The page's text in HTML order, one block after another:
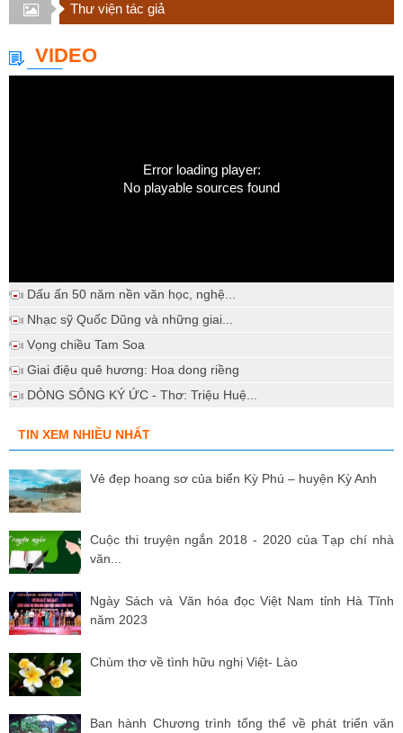
Thư viện tác giả
VIDEO
Error loading player:
No playable sources found
Dấu ấn 50 năm nền văn học, nghệ...
Nhạc sỹ Quốc Dũng và những giai...
Vọng chiều Tam Soa
Giai điệu quê hương: Hoa dong riềng
DÒNG SÔNG KÝ ỨC - Thơ: Triệu Huệ...
TIN XEM NHIỀU NHẤT
Vẻ đẹp hoang sơ của biển Kỳ Phú – huyện Kỳ Anh
Cuộc thi truyện ngắn 2018 - 2020 của Tạp chí nhà
văn...
Ngày Sách và Văn hóa đọc Việt Nam tỉnh Hà Tĩnh
năm 2023
Chùm thơ về tình hữu nghị Việt- Lào
Ban hành Chương trình tổng thể về phát triển văn